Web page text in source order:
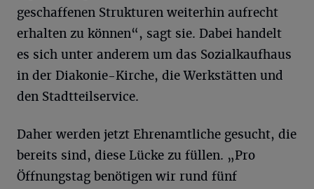
geschaffenen Strukturen weiterhin aufrecht
erhalten zu können“, sagt sie. Dabei handelt
es sich unter anderem um das Sozialkaufhaus
in der Diakonie-Kirche, die Werkstätten und
den Stadtteilservice.
Daher werden jetzt Ehrenamtliche gesucht, die
bereits sind, diese Lücke zu füllen. „Pro
Öffnungstag benötigen wir rund fünf